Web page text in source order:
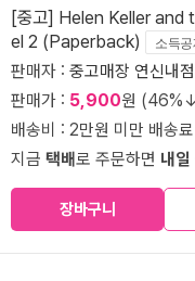
[중고] Helen Keller
el 2 (Paperback)
소득
판매자 : 중고매장 연신내점
판매가 : 5,900원
배송비 : 2만원 미만 배송
지금 택배로 주문하면 내일
장바구니